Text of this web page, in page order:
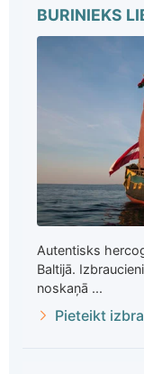
BURINIEKS
Autentisks
Baltijā.
noskaņā ...
Pieteikt